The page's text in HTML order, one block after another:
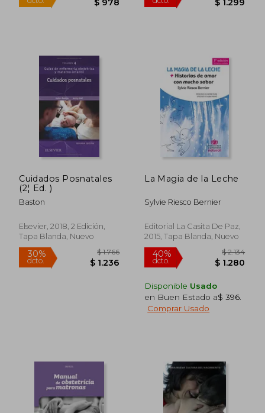
40%
Cuidados Posnatales
(2¦ Ed. )
Baston
Elsevier, 2018, 2 Edición,
Tapa Blanda, Nuevo
La Magia de la Leche
Sylvie Riesco Bernier
Editorial La Casita De Paz,
2015, Tapa Blanda, Nuevo
Disponible Usado
en Buen Estado a$ 396
Comprar Usado